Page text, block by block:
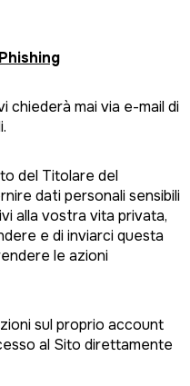
chiederà mai via e-mail di
del Titolare del
dati personali sensibili
alla vostra vita privata,
e di inviarci questa
le azioni
sul proprio account
al Sito direttamente